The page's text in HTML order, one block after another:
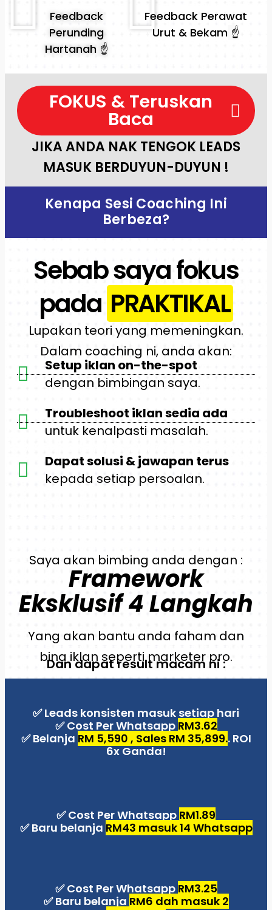
Feedback
Perunding
Hartanah ☝️
Feedback Perawat
Urut & Bekam☝️
FOKUS & Teruskan
Baca
JIKA ANDA NAK TENGOK LEADS
MASUK BERDUYUN-DUYUN !
Kenapa Sesi Coaching Ini
Berbeza?
Sebab saya fokus
pada PRAKTIKAL
Lupakan teori yang memeningkan.
Dalam coaching ni, anda akan:
Setup iklan on-the-spot
dengan bimbingan saya.
Troubleshoot iklan sedia ada
untuk kenalpasti masalah.
Dapat solusi & jawapan terus
kepada setiap persoalan.
Saya akan bimbing anda dengan :
Framework
Eksklusif 4 Langkah
Yang akan bantu anda faham dan
bina iklan seperti marketer pro.
Dan dapat result macam ni :
✅ Leads konsisten masuk setiap hari
✅ Cost Per Whatsapp RM3.62
✅ Belanja RM 5,590 , Sales RM 35,899.. ROI
6x Ganda!
✅ Cost Per Whatsapp RM1.89
✅ Baru belanja RM43 masuk 14 Whatsapp
✅ Cost Per Whatsapp RM3.25
✅ Baru belanja RM6 dah masuk 2